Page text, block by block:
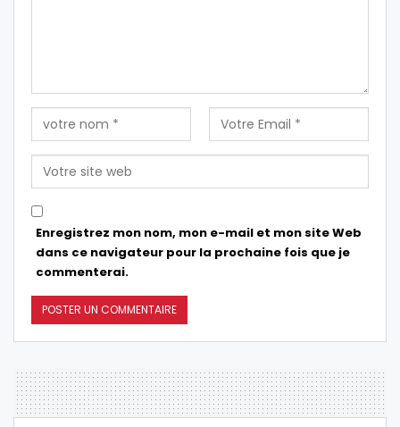
Enregistrez mon nom, mon e-mail et mon site Web
dans ce navigateur pour la prochaine fois que je
commenterai.